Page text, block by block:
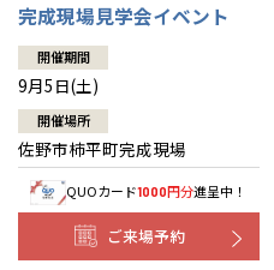
完成現場見学会イベント
開催期間
9月5日(土)
開催場所
佐野市柿平町完成現場
QUOカード1000円分進呈中！
ご来場予約